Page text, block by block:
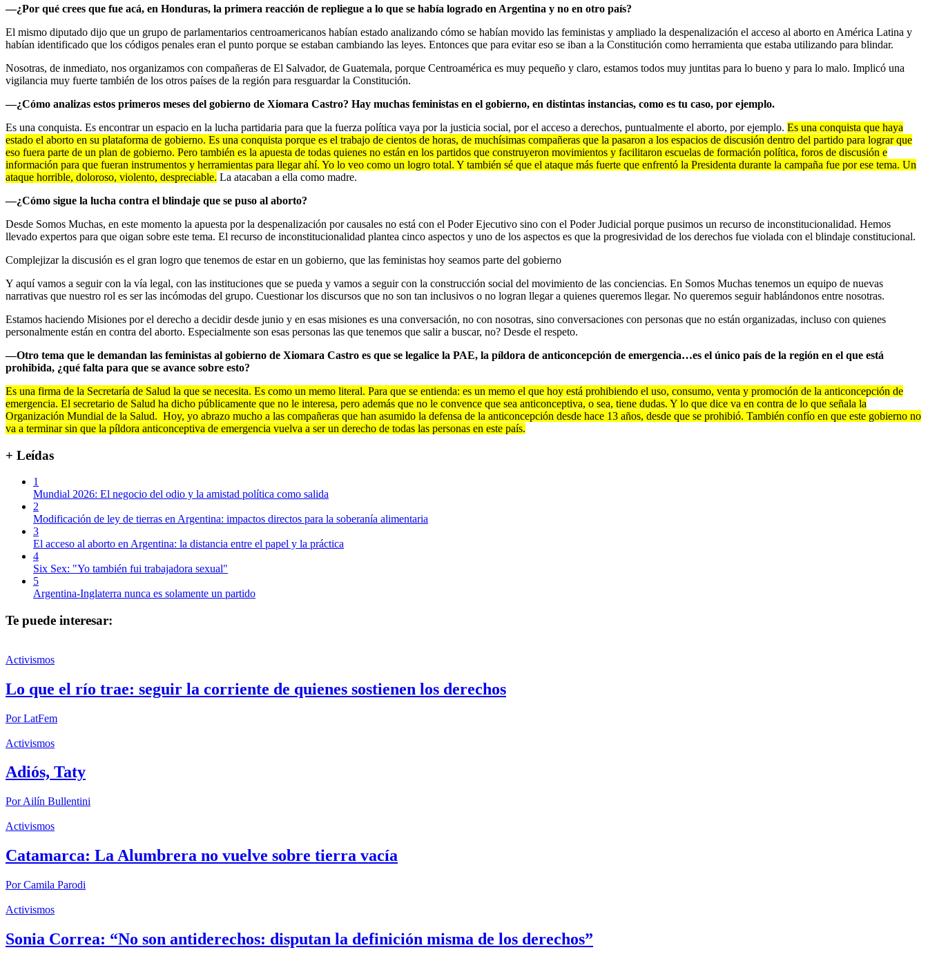
—¿Por qué crees que fue acá, en Honduras, la primera reacción de repliegue a lo que se había logrado en Argentina y no en otro país?
El mismo diputado dijo que un grupo de parlamentarios centroamericanos habían estado analizando cómo se habían movido las feministas y ampliado la despenalización el acceso al aborto en América Latina y
habían identificado que los códigos penales eran el punto porque se estaban cambiando las leyes. Entonces que para evitar eso se iban a la Constitución como herramienta que estaba utilizando para blindar.
Nosotras, de inmediato, nos organizamos con compañeras de El Salvador, de Guatemala, porque Centroamérica es muy pequeño y claro, estamos todos muy juntitas para lo bueno y para lo malo. Implicó una
vigilancia muy fuerte también de los otros países de la región para resguardar la Constitución.
—¿Cómo analizas estos primeros meses del gobierno de Xiomara Castro? Hay muchas feministas en el gobierno, en distintas instancias, como es tu caso, por ejemplo.
Es una conquista. Es encontrar un espacio en la lucha partidaria para que la fuerza política vaya por la justicia social, por el acceso a derechos, puntualmente el aborto, por ejemplo. Es una conquista que haya
estado el aborto en su plataforma de gobierno. Es una conquista porque es el trabajo de cientos de horas, de muchísimas compañeras que la pasaron a los espacios de discusión dentro del partido para lograr que
eso fuera parte de un plan de gobierno. Pero también es la apuesta de todas quienes no están en los partidos que construyeron movimientos y facilitaron escuelas de formación política, foros de discusión e
información para que fueran instrumentos y herramientas para llegar ahí. Yo lo veo como un logro total. Y también sé que el ataque más fuerte que enfrentó la Presidenta durante la campaña fue por ese tema. Un
ataque horrible, doloroso, violento, despreciable. La atacaban a ella como madre.
—¿Cómo sigue la lucha contra el blindaje que se puso al aborto?
Desde Somos Muchas, en este momento la apuesta por la despenalización por causales no está con el Poder Ejecutivo sino con el Poder Judicial porque pusimos un recurso de inconstitucionalidad. Hemos
llevado expertos para que oigan sobre este tema. El recurso de inconstitucionalidad plantea cinco aspectos y uno de los aspectos es que la progresividad de los derechos fue violada con el blindaje constitucional.
Complejizar la discusión es el gran logro que tenemos de estar en un gobierno, que las feministas hoy seamos parte del gobierno
Y aquí vamos a seguir con la vía legal, con las instituciones que se pueda y vamos a seguir con la construcción social del movimiento de las conciencias. En Somos Muchas tenemos un equipo de nuevas
narrativas que nuestro rol es ser las incómodas del grupo. Cuestionar los discursos que no son tan inclusivos o no logran llegar a quienes queremos llegar. No queremos seguir hablándonos entre nosotras.
Estamos haciendo Misiones por el derecho a decidir desde junio y en esas misiones es una conversación, no con nosotras, sino conversaciones con personas que no están organizadas, incluso con quienes
personalmente están en contra del aborto. Especialmente son esas personas las que tenemos que salir a buscar, no? Desde el respeto.
—Otro tema que le demandan las feministas al gobierno de Xiomara Castro es que se legalice la PAE, la píldora de anticoncepción de emergencia…es el único país de la región en el que está
prohibida, ¿qué falta para que se avance sobre esto?
Es una firma de la Secretaría de Salud la que se necesita. Es como un memo literal. Para que se entienda: es un memo el que hoy está prohibiendo el uso, consumo, venta y promoción de la anticoncepción de
emergencia. El secretario de Salud ha dicho públicamente que no le interesa, pero además que no le convence que sea anticonceptiva, o sea, tiene dudas. Y lo que dice va en contra de lo que señala la
Organización Mundial de la Salud. Hoy, yo abrazo mucho a las compañeras que han asumido la defensa de la anticoncepción desde hace 13 años, desde que se prohibió. También confío en que este gobierno no
va a terminar sin que la píldora anticonceptiva de emergencia vuelva a ser un derecho de todas las personas en este país.
+ Leídas
1
Mundial 2026: El negocio del odio y la amistad política como salida
2
Modificación de ley de tierras en Argentina: impactos directos para la soberanía alimentaria
3
El acceso al aborto en Argentina: la distancia entre el papel y la práctica
4
Six Sex: "Yo también fui trabajadora sexual"
5
Argentina-Inglaterra nunca es solamente un partido
Te puede interesar:
Activismos
Lo que el río trae: seguir la corriente de quienes sostienen los derechos
PorLatFem
Activismos
Adiós, Taty
PorAilín Bullentini
Activismos
Catamarca: La Alumbrera no vuelve sobre tierra vacía
PorCamila Parodi
Activismos
Sonia Correa: “No son antiderechos: disputan la definición misma de los derechos”